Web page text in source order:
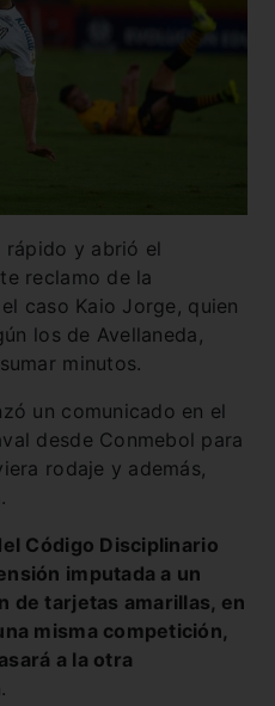
rápido y abrió el
reclamo de la
caso Kaio Jorge, quien
los de Avellaneda,
minutos.
un comunicado en el
desde Conmebol para
rodaje y además,
Código Disciplinario
imputada a un
de tarjetas amarillas, en
misma competición,
a la otra